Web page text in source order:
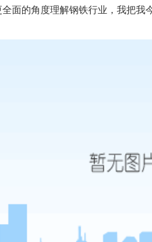
面的角度理解钢铁行业，我把我